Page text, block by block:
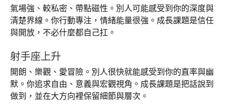
氣場強、較私密、帶點磁性。別人可能感受到你的深度與
清楚界線。你行動專注，情緒能量很強。成長課題是信任
與開放，不必什麼都自己扛。
射手座上升
開朗、樂觀、愛冒險。別人很快就能感受到你的直率與幽
默。你追求自由、意義與宏觀視角。成長課題是把話說到
做到，並在大方向裡保留細節與層次。